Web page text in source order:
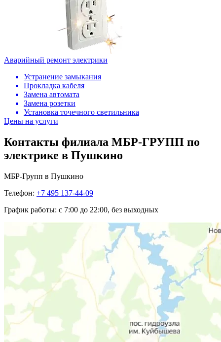
Аварийный ремонт электрики
Устранение замыкания
Прокладка кабеля
Замена автомата
Замена розетки
Установка точечного светильника
Цены на услуги
Контакты филиала МБР-ГРУПП по
электрике в Пушкино
МБР-Групп в Пушкино
Телефон: +7 495 137-44-09
График работы: с 7:00 до 22:00, без выходных